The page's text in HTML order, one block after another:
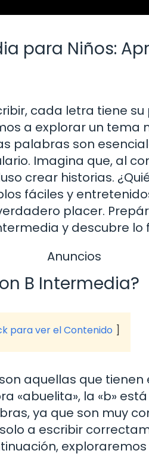
para Niños:
cada letra tiene
a explorar un tema
palabras son
Imagina que, al
crear historias.
fáciles y
placer.
y descubre
Anuncios
B Intermedia?
para ver el Contenido
aquellas que
«abuelita», la «b»
ya que son muy
a escribir